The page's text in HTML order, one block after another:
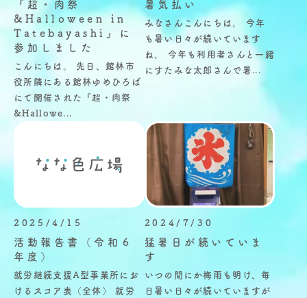
『超・肉祭
&Halloween in
Tatebayashi』に
参加しました
こんにちは。 先日、館林市
役所隣にある館林ゆめひろば
にて開催された『超・肉祭
&Hallowe...
暑気払い
みなさんこんにちは。 今年
も暑い日々が続いています
ね。 今年も利用者さんと一緒
にすたみな太郎さんで暑...
2025/4/15
活動報告書（令和６
年度）
就労継続支援A型事業所にお
けるスコア表（全体） 就労
2024/7/30
猛暑日が続いていま
す
いつの間にか梅雨も明け、毎
日暑い日々が続いていますが